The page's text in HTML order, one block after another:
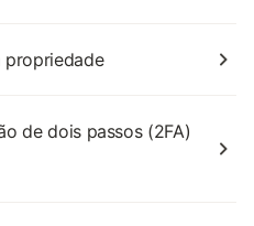
propriedade
de dois passos (2FA)